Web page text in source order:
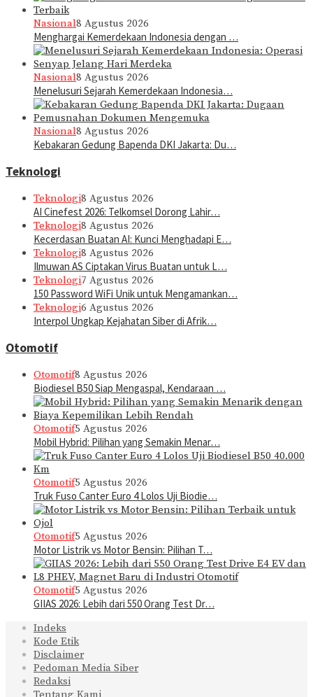
Nasional8 Agustus 2026
Menghargai Kemerdekaan Indonesia dengan …
Nasional8 Agustus 2026
Menelusuri Sejarah Kemerdekaan Indonesia…
Nasional8 Agustus 2026
Kebakaran Gedung Bapenda DKI Jakarta: Du…
Teknologi
Teknologi8 Agustus 2026
AI Cinefest 2026: Telkomsel Dorong Lahir…
Teknologi8 Agustus 2026
Kecerdasan Buatan AI: Kunci Menghadapi E…
Teknologi8 Agustus 2026
Ilmuwan AS Ciptakan Virus Buatan untuk L…
Teknologi7 Agustus 2026
150 Password WiFi Unik untuk Mengamankan…
Teknologi6 Agustus 2026
Interpol Ungkap Kejahatan Siber di Afrik…
Otomotif
Otomotif8 Agustus 2026
Biodiesel B50 Siap Mengaspal, Kendaraan …
Otomotif5 Agustus 2026
Mobil Hybrid: Pilihan yang Semakin Menar…
Otomotif5 Agustus 2026
Truk Fuso Canter Euro 4 Lolos Uji Biodie…
Otomotif5 Agustus 2026
Motor Listrik vs Motor Bensin: Pilihan T…
Otomotif5 Agustus 2026
GIIAS 2026: Lebih dari 550 Orang Test Dr…
Indeks
Kode Etik
Disclaimer
Pedoman Media Siber
Redaksi